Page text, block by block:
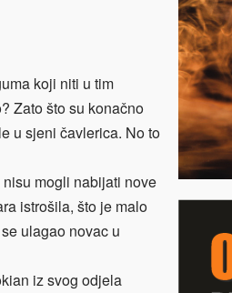
koji niti u tim
Zato što su konačno
u sjeni čavlerica. No to
mogli nabijati nove
istrošila, što je malo
ulagao novac u
iz svog odjela